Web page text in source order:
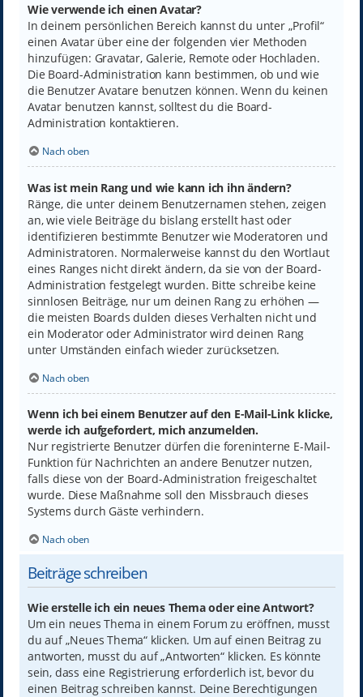
Wie verwende ich einen Avatar?
In deinem persönlichen Bereich kannst du unter „Profil“
einen Avatar über eine der folgenden vier Methoden
hinzufügen: Gravatar, Galerie, Remote oder Hochladen.
Die Board-Administration kann bestimmen, ob und wie
die Benutzer Avatare benutzen können. Wenn du keinen
Avatar benutzen kannst, solltest du die Board-
Administration kontaktieren.
Nach oben
Was ist mein Rang und wie kann ich ihn ändern?
Ränge, die unter deinem Benutzernamen stehen, zeigen
an, wie viele Beiträge du bislang erstellt hast oder
identifizieren bestimmte Benutzer wie Moderatoren und
Administratoren. Normalerweise kannst du den Wortlaut
eines Ranges nicht direkt ändern, da sie von der Board-
Administration festgelegt wurden. Bitte schreibe keine
sinnlosen Beiträge, nur um deinen Rang zu erhöhen —
die meisten Boards dulden dieses Verhalten nicht und
ein Moderator oder Administrator wird deinen Rang
unter Umständen einfach wieder zurücksetzen.
Nach oben
Wenn ich bei einem Benutzer auf den E-Mail-Link klicke,
werde ich aufgefordert, mich anzumelden.
Nur registrierte Benutzer dürfen die foreninterne E-Mail-
Funktion für Nachrichten an andere Benutzer nutzen,
falls diese von der Board-Administration freigeschaltet
wurde. Diese Maßnahme soll den Missbrauch dieses
Systems durch Gäste verhindern.
Nach oben
Beiträge schreiben
Wie erstelle ich ein neues Thema oder eine Antwort?
Um ein neues Thema in einem Forum zu eröffnen, musst
du auf „Neues Thema“ klicken. Um auf einen Beitrag zu
antworten, musst du auf „Antworten“ klicken. Es könnte
sein, dass eine Registrierung erforderlich ist, bevor du
einen Beitrag schreiben kannst. Deine Berechtigungen